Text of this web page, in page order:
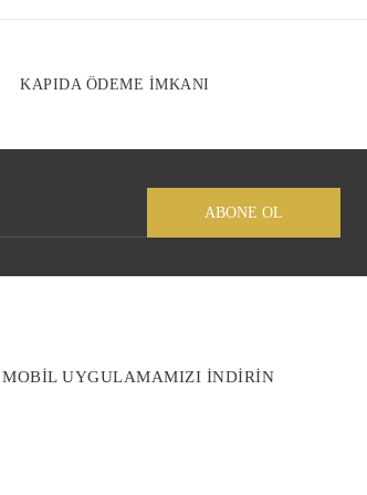
KAPIDA ÖDEME İMKANI
ABONE OL
MOBİL UYGULAMAMIZI İNDİRİN